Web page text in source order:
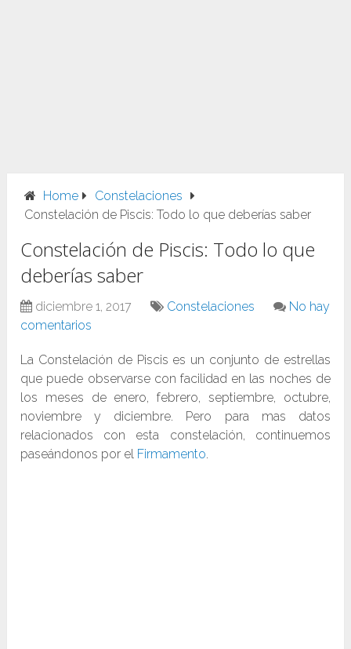
Home
Constelaciones
Constelación de Piscis: Todo lo que deberías saber
Constelación de Piscis: Todo lo que
deberías saber
diciembre 1, 2017 Constelaciones
No hay
comentarios
La Constelación de Piscis es un conjunto de estrellas
que puede observarse con facilidad en las noches de
los meses de enero, febrero, septiembre, octubre,
noviembre y diciembre. Pero para mas datos
relacionados con esta constelación, continuemos
paseándonos por el Firmamento.